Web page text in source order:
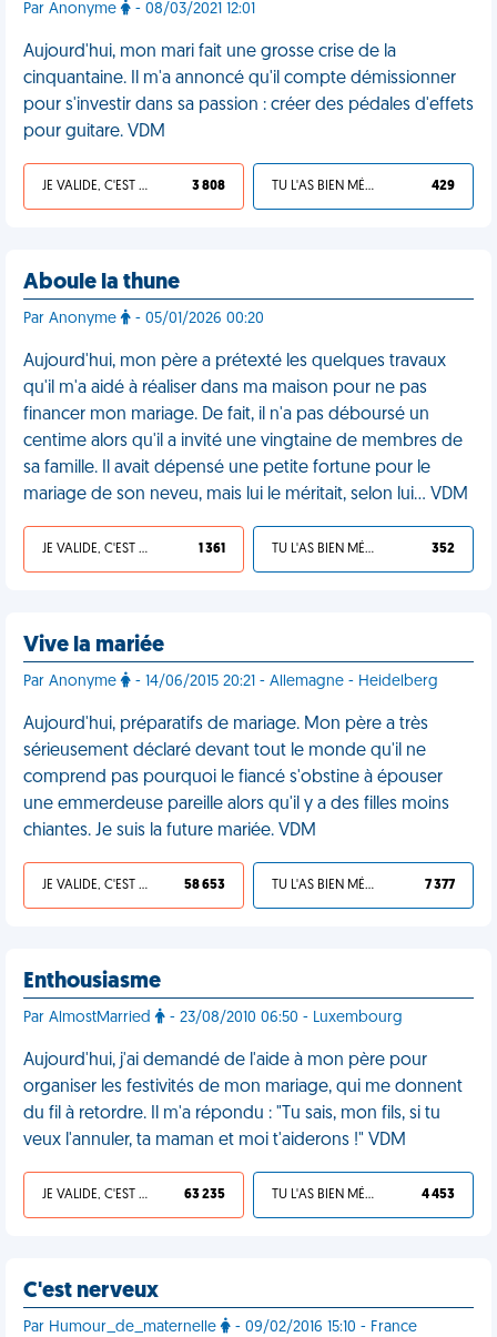
Par Anonyme - 08/03/2021 12:01
Aujourd'hui, mon mari fait une grosse crise de la
cinquantaine. Il m'a annoncé qu'il compte démissionner
pour s'investir dans sa passion : créer des pédales d'effets
pour guitare. VDM
JE VALIDE, C'EST UNE VDM 3 808 TU L'AS BIEN MÉRITÉ 429
Aboule la thune
Par Anonyme - 05/01/2026 00:20
Aujourd'hui, mon père a prétexté les quelques travaux
qu'il m'a aidé à réaliser dans ma maison pour ne pas
financer mon mariage. De fait, il n'a pas déboursé un
centime alors qu'il a invité une vingtaine de membres de
sa famille. Il avait dépensé une petite fortune pour le
mariage de son neveu, mais lui le méritait, selon lui… VDM
JE VALIDE, C'EST UNE VDM 1 361 TU L'AS BIEN MÉRITÉ 352
Vive la mariée
Par Anonyme - 14/06/2015 20:21 - Allemagne - Heidelberg
Aujourd'hui, préparatifs de mariage. Mon père a très
sérieusement déclaré devant tout le monde qu'il ne
comprend pas pourquoi le fiancé s'obstine à épouser
une emmerdeuse pareille alors qu'il y a des filles moins
chiantes. Je suis la future mariée. VDM
JE VALIDE, C'EST UNE VDM 58 653 TU L'AS BIEN MÉRITÉ 7 377
Enthousiasme
Par AlmostMarried - 23/08/2010 06:50 - Luxembourg
Aujourd'hui, j'ai demandé de l'aide à mon père pour
organiser les festivités de mon mariage, qui me donnent
du fil à retordre. Il m'a répondu : "Tu sais, mon fils, si tu
veux l'annuler, ta maman et moi t'aiderons !" VDM
JE VALIDE, C'EST UNE VDM 63 235 TU L'AS BIEN MÉRITÉ 4 453
C'est nerveux
Par Humour_de_maternelle - 09/02/2016 15:10 - France